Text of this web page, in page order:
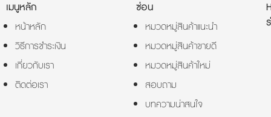
เมนูหลัก
หน้าหลัก
วิธีการชำระเงิน
เกี่ยวกับเรา
ติดต่อเรา
ซ่อน
หมวดหมู่สินค้าแนะนำ
หมวดหมู่สินค้าขายดี
หมวดหมู่สินค้าใหม่
สอบถาม
บทความน่าสนใจ